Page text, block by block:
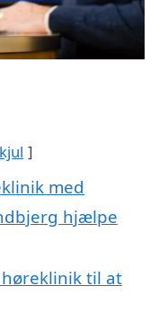
med
hjælpe
til at